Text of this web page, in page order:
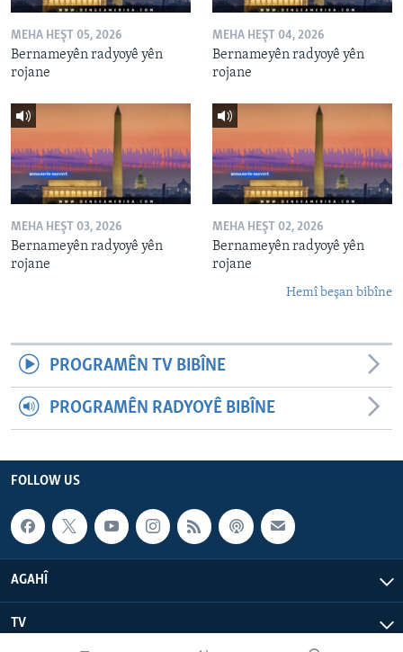
MEHA HEŞT 05, 2026
Bernameyên radyoyê yên
rojane
MEHA HEŞT 04, 2026
Bernameyên radyoyê yên
rojane
MEHA HEŞT 03, 2026
Bernameyên radyoyê yên
rojane
MEHA HEŞT 02, 2026
Bernameyên radyoyê yên
rojane
Hemî beşan bibîne
PROGRAMÊN TV BIBÎNE
PROGRAMÊN RADYOYÊ BIBÎNE
FOLLOW US
AGAHÎ
TV